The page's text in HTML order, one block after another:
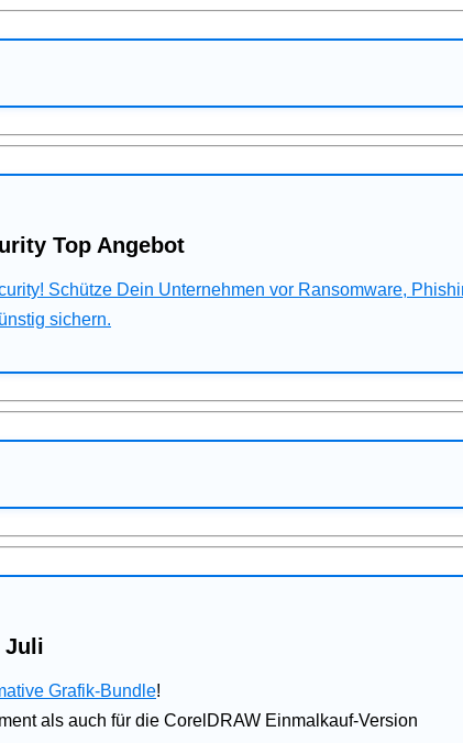
Top Angebot
Schütze Dein Unternehmen vor Ransomware,
sichern.
Juli
Grafik-Bundle!
als auch für die CorelDRAW Einmalkauf-Version